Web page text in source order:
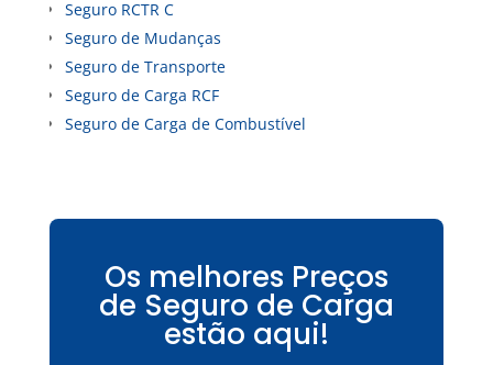
Seguro RCTR C
Seguro de Mudanças
Seguro de Transporte
Seguro de Carga RCF
Seguro de Carga de Combustível
Os melhores Preços
de Seguro de Carga
estão aqui!